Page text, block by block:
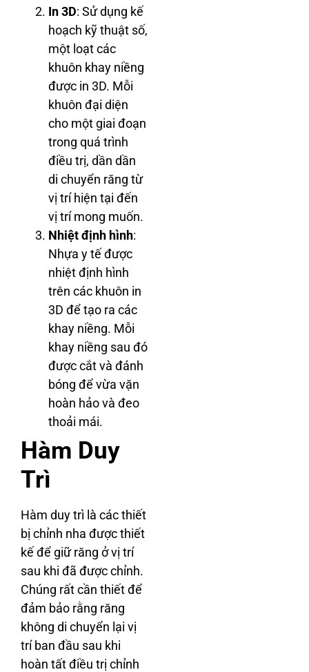
In 3D: Sử dụng kế
hoạch kỹ thuật số,
một loạt các
khuôn khay niềng
được in 3D. Mỗi
khuôn đại diện
cho một giai đoạn
trong quá trình
điều trị, dần dần
di chuyển răng từ
vị trí hiện tại đến
vị trí mong muốn.
Nhiệt định hình:
Nhựa y tế được
nhiệt định hình
trên các khuôn in
3D để tạo ra các
khay niềng. Mỗi
khay niềng sau đó
được cắt và đánh
bóng để vừa vặn
hoàn hảo và đeo
thoải mái.
Hàm Duy
Trì
Hàm duy trì là các thiết
bị chỉnh nha được thiết
kế để giữ răng ở vị trí
sau khi đã được chỉnh.
Chúng rất cần thiết để
đảm bảo rằng răng
không di chuyển lại vị
trí ban đầu sau khi
hoàn tất điều trị chỉnh